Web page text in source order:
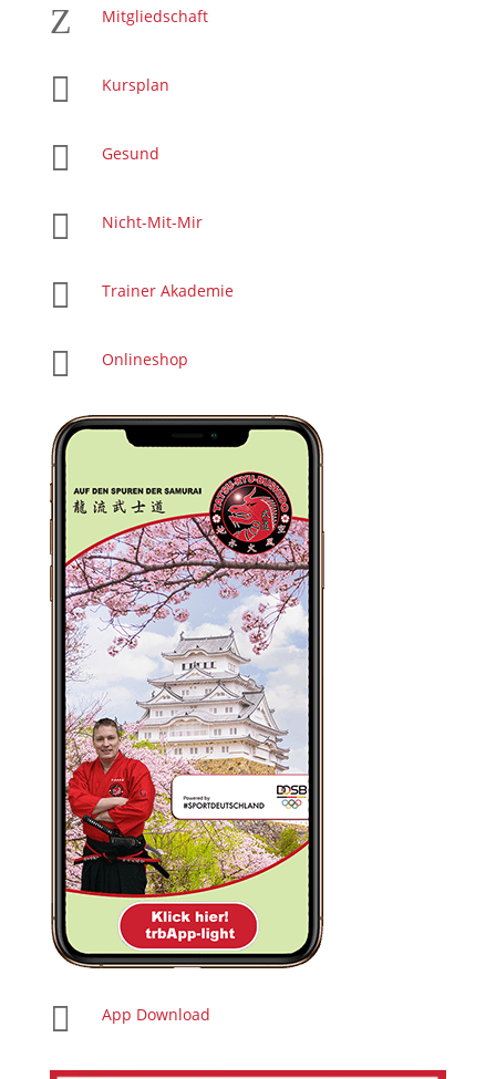
Z Mitgliedschaft
 Kursplan
 Gesund
 Nicht-Mit-Mir
 Trainer Akademie
 Onlineshop
 App Download